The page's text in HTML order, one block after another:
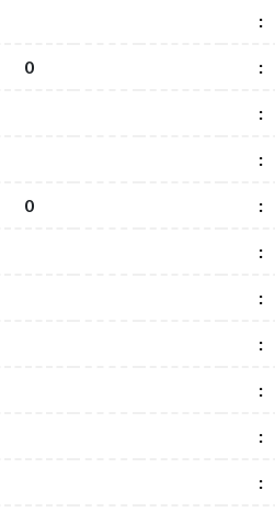
:
0 :
:
:
0 :
:
:
:
:
:
:
:
0 :
:
:
0 :
:
:
:
:
:
: